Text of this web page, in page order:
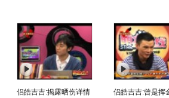
侣皓吉吉:揭露晒伤详情
侣皓吉吉:曾是挥